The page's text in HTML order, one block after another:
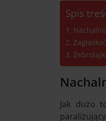
Spis
Żebrolajki
Jak dużo